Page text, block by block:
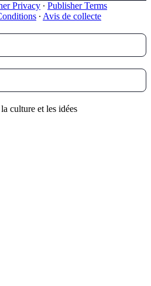
Privacy ∙ Publisher Terms
∙ Avis de collecte
culture et les idées